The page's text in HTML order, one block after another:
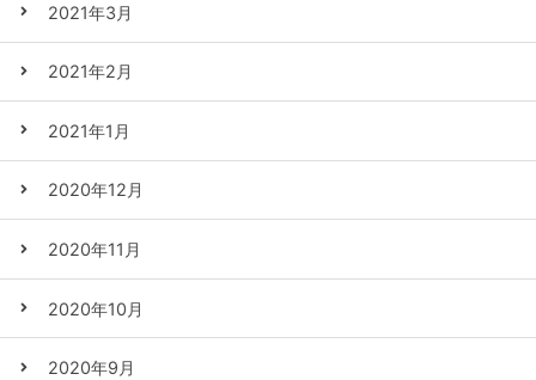
2021年3月
2021年2月
2021年1月
2020年12月
2020年11月
2020年10月
2020年9月